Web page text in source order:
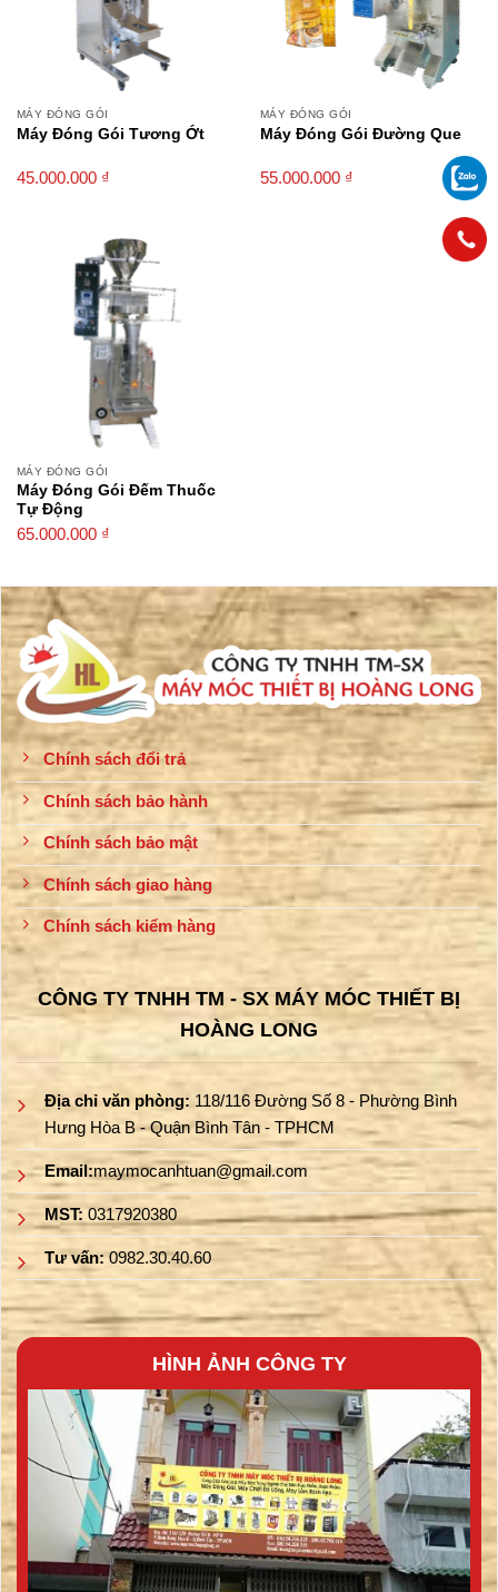
MÁY ĐÓNG GÓI
Máy Đóng Gói Tương Ớt
45.000.000 ₫
MÁY ĐÓNG GÓI
Máy Đóng Gói Đường Que
55.000.000 ₫
MÁY ĐÓNG GÓI
Máy Đóng Gói Đếm Thuốc
Tự Động
65.000.000 ₫
Chính sách đổi trả
Chính sách bảo hành
Chính sách bảo mật
Chính sách giao hàng
Chính sách kiểm hàng
CÔNG TY TNHH TM - SX MÁY MÓC THIẾT BỊ
HOÀNG LONG
Địa chỉ văn phòng: 118/116 Đường Số 8 - Phường Bình
Hưng Hòa B - Quận Bình Tân - TPHCM
Email:maymocanhtuan@gmail.com
MST:0317920380
Tư vấn:0982.30.40.60
HÌNH ẢNH CÔNG TY